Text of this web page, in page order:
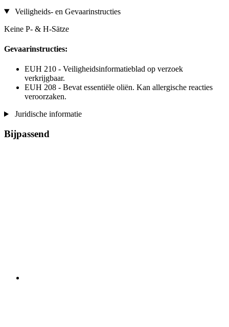
Veiligheids- en Gevaarinstructies
Keine P- & H-Sätze
Gevaarinstructies:
EUH 210 - Veiligheidsinformatieblad op verzoek
verkrijgbaar.
EUH 208 - Bevat essentiële oliën. Kan allergische reacties
veroorzaken.
Juridische informatie
Bijpassend